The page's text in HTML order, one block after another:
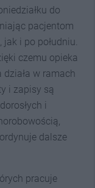
do
pacjentom
i po południu.
czemu opieka
w ramach
i zapisy są
i
dalsze
pracuje